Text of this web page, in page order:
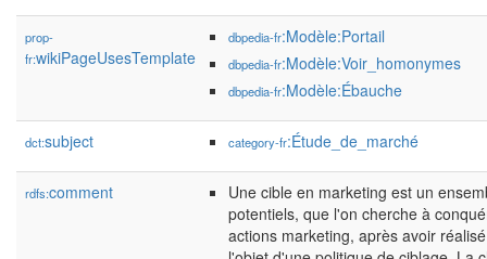
prop-
fr:wikiPageUsesTemplate
dbpedia-fr:Modèle:Portail
dbpedia-fr:Modèle:Voir_homonymes
dbpedia-fr:Modèle:Ébauche
dct:subject category-fr:Étude_de_marché
rdfs:comment
Une cible en marketing est un
potentiels, que l'on cherche à
actions marketing, après avoir